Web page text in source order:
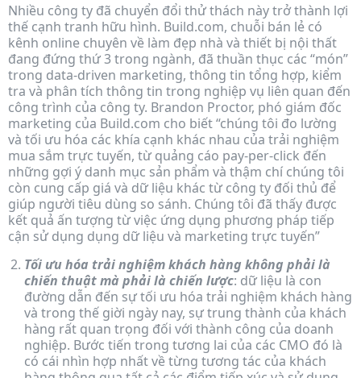
Nhiều công ty đã chuyển đổi thử thách này trở thành lợi
thế cạnh tranh hữu hình. Build.com, chuỗi bán lẻ có
kênh online chuyên về làm đẹp nhà và thiết bị nội thất
đang đứng thứ 3 trong ngành, đã thuần thục các “món”
trong data-driven marketing, thông tin tổng hợp, kiểm
tra và phân tích thông tin trong nghiệp vụ liên quan đến
công trình của công ty. Brandon Proctor, phó giám đốc
marketing của Build.com cho biết “chúng tôi đo lường
và tối ưu hóa các khía cạnh khác nhau của trải nghiệm
mua sắm trực tuyến, từ quảng cáo pay-per-click đến
những gợi ý danh mục sản phẩm và thậm chí chúng tôi
còn cung cấp giá và dữ liệu khác từ công ty đối thủ để
giúp người tiêu dùng so sánh. Chúng tôi đã thấy được
kết quả ấn tượng từ việc ứng dụng phương pháp tiếp
cận sử dụng dụng dữ liệu và marketing trực tuyến”
Tối ưu hóa trải nghiệm khách hàng không phải là
chiến thuật mà phải là chiến lược: dữ liệu là con
đường dẫn đến sự tối ưu hóa trải nghiệm khách hàng
và trong thế giời ngày nay, sự trung thành của khách
hàng rất quan trọng đối với thành công của doanh
nghiệp. Bước tiến trong tương lai của các CMO đó là
có cái nhìn hợp nhất về từng tương tác của khách